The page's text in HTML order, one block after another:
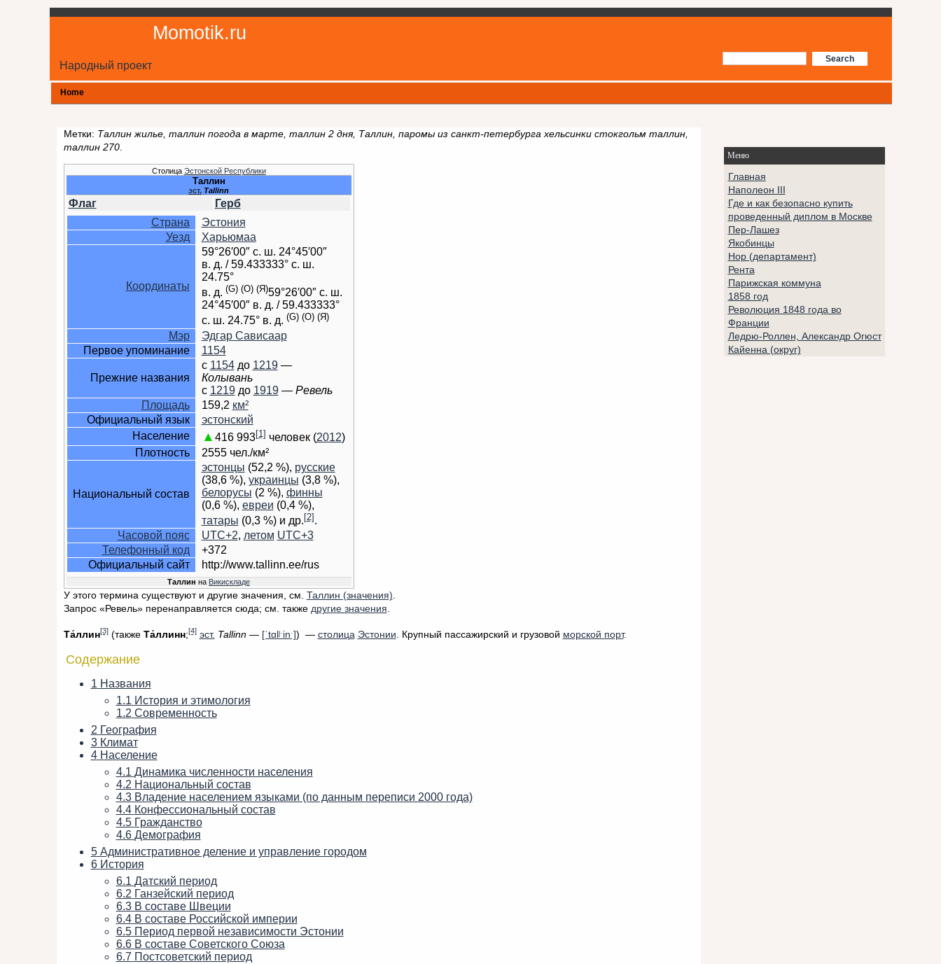
Momotik.ru
Народный проект
Home
Меню
Главная
Наполеон III
Где и как безопасно купить
проведенный диплом в Москве
Пер-Лашез
Якобинцы
Нор (департамент)
Рента
Парижская коммуна
1858 год
Революция 1848 года во
Франции
Ледрю-Роллен, Александр Огюст
Кайенна (округ)
Метки: Таллин жилье, таллин погода в марте, таллин 2 дня, Таллин, паромы из санкт-петербурга хельсинки стокгольм таллин,
таллин 270.
Столица Эстонской Республики
Таллин
эст. Tallinn
Флаг
Герб
Страна
Эстония
Уезд
Харьюмаа
Координаты
59°26′00″ с. ш. 24°45′00″
в. д. /59.433333° с. ш.
24.75°
в. д. (G) (O) (Я)59°26′00″ с. ш.
24°45′00″ в. д. /59.433333°
с. ш. 24.75° в. д. (G) (O) (Я)
Мэр
Эдгар Сависаар
Первое упоминание
1154
Прежние названия
с 1154до 1219—
Колывань
c 1219до 1919— Ревель
Площадь
159,2 км²
Официальный язык
эстонский
Население
▲ 416 993[1] человек (2012)
Плотность
2555 чел./км²
Национальный состав
эстонцы (52,2 %), русские
(38,6 %), украинцы (3,8 %),
белорусы (2 %), финны
(0,6 %), евреи (0,4 %),
татары (0,3 %) и др.[2].
Часовой пояс
UTC+2, летом UTC+3
Телефонный код
+372
Официальный сайт
http://www.tallinn.ee/rus
Таллин на Викискладе
У этого термина существуют и другие значения, см. Таллин (значения)
Запрос «Ревель» перенаправляется сюда; см. также другие значения
Та́ллин[3](также Та́ллинн;[4] эст. Tallinn— [ˈtɑlʲˑinˑ]) — столица Эстонии . Крупный пассажирский и грузовой морской порт.
Содержание
1 Названия
1.1 История и этимология
1.2 Современность
2 География
3 Климат
4 Население
4.1 Динамика численности населения
4.2 Национальный состав
4.3 Владение населением языками (по данным переписи 2000 года)
4.4 Конфессиональный состав
4.5 Гражданство
4.6 Демография
5 Административное деление и управление городом
6 История
6.1 Датский период
6.2 Ганзейский период
6.3 В составе Швеции
6.4 В составе Российской империи
6.5 Период первой независимости Эстонии
6.6 В составе Советского Союза
6.7 Постсоветский период